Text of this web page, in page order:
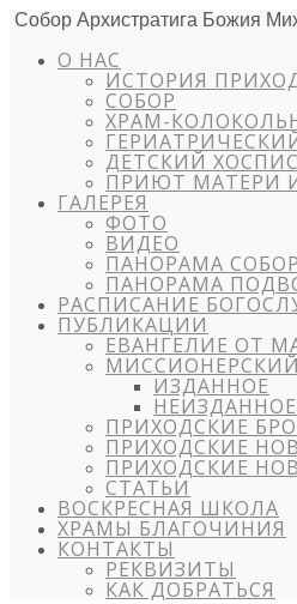
Собор Архистратига Божия
О НАС
ИСТОРИЯ
СОБОР
ХРАМ-
ДЕТСКИЙ ХОСПИС
ПРИЮТ МАТЕРИ
ГАЛЕРЕЯ
ФОТО
ВИДЕО
ПАНОРАМА
ПАНОРАМА
РАСПИСАНИЕ
ПУБЛИКАЦИИ
ЕВАНГЕЛИЕ ОТ
ИЗДАННОЕ
НЕИЗДАННОЕ
ПРИХОДСКИЕ
ПРИХОДСКИЕ
ПРИХОДСКИЕ
СТАТЬИ
ВОСКРЕСНАЯ ШКОЛА
ХРАМЫ БЛАГОЧИНИЯ
КОНТАКТЫ
РЕКВИЗИТЫ
КАК ДОБРАТЬСЯ